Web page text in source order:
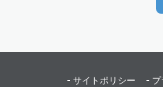
サイトポリシー